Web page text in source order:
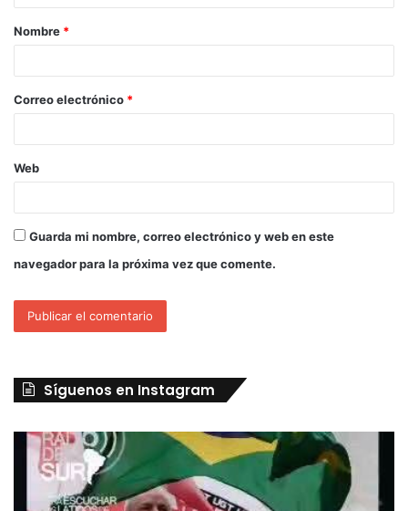
Nombre *
Correo electrónico *
Web
Guarda mi nombre, correo electrónico y web en este
navegador para la próxima vez que comente.
Síguenos en Instagram